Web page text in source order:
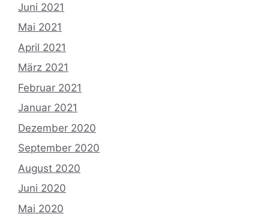
Juni 2021
Mai 2021
April 2021
März 2021
Februar 2021
Januar 2021
Dezember 2020
September 2020
August 2020
Juni 2020
Mai 2020